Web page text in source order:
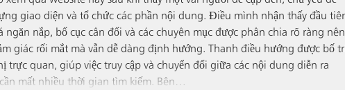
giao diện và tổ chức các phần nội dung. Điều mình nhận thấy đầu
ngăn nắp, bố cục cân đối và các chuyên mục được phân chia rõ ràng nên
giác rối mắt mà vẫn dễ dàng định hướng. Thanh điều hướng được bố
trực quan, giúp việc truy cập và chuyển đổi giữa các nội dung diễn ra
mất nhiều thời gian tìm kiếm. Bên…